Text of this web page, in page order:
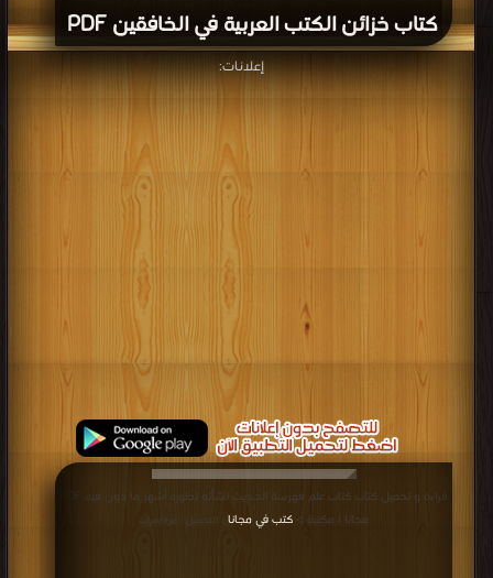
كتاب خزائن الكتب العربية في الخافقين PDF
إعلانات:
مجانا | مكتبة > كتب في مجانا | التحميل : مرة/مرات